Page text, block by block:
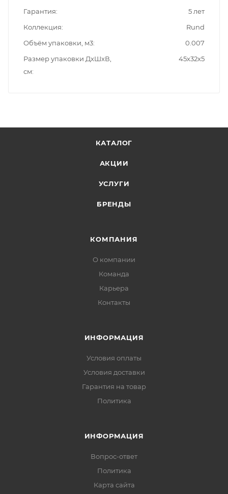
Гарантия
5 лет
Коллекция
Rund
Объём упаковки, м3
0.007
Размер упаковки ДxШxВ,
см
45х32х5
КАТАЛОГ
АКЦИИ
УСЛУГИ
БРЕНДЫ
КОМПАНИЯ
О компании
Команда
Карьера
Контакты
ИНФОРМАЦИЯ
Условия оплаты
Условия доставки
Гарантия на товар
Политика
ИНФОРМАЦИЯ
Вопрос-ответ
Политика
Карта сайта